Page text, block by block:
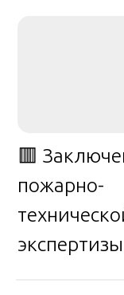
🟥
пожарно-
экспертизы